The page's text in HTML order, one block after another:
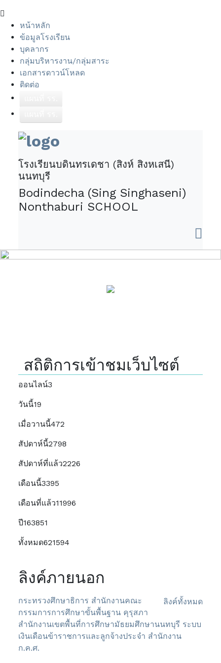
หน้าหลัก
ข้อมูลโรงเรียน
บุคลากร
กลุ่มบริหารงาน/กลุ่มสาระ
เอกสารดาวน์โหลด
ติดต่อ
โรงเรียนบดินทรเดชา (สิงห์ สิงหเสนี)
นนทบุรี
Bodindecha (Sing Singhaseni)
Nonthaburi SCHOOL
สถิติการเข้าชมเว็บไซต์
ออนไลน์3
วันนี้19
เมื่อวานนี้472
สัปดาห์นี้2798
สัปดาห์ที่แล้ว2226
เดือนนี้3395
เดือนที่แล้ว11996
ปี163851
ทั้งหมด621594
ลิงค์ภายนอก
ลิงค์ทั้งหมด
กระทรวงศึกษาธิการ สำนักงานคณะ
กรรมการการศึกษาขั้นพื้นฐาน คุรุสภา
สำนักงานเขตพื้นที่การศึกษามัธยมศึกษานนทบุรี ระบบ
เงินเดือนข้าราชการและลูกจ้างประจำ สำนักงาน
ก.ค.ศ.